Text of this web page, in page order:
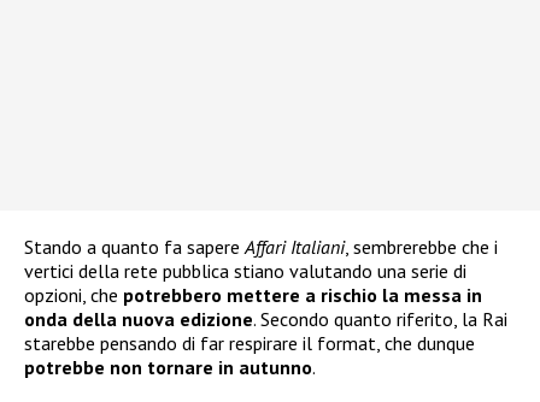
Stando a quanto fa sapereAffari Italiani, sembrerebbe che i
vertici della rete pubblica stiano valutando una serie di
opzioni, che potrebbero mettere a rischio la messa in
onda della nuova edizione. Secondo quanto riferito, la Rai
starebbe pensando di far respirare il format, che dunque
potrebbe non tornare in autunno.